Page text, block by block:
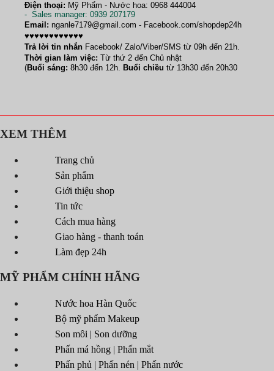
Điện thoại: Mỹ Phẩm - Nước hoa: 0968 444004
- Sales manager: 0939 207179
Email: nganle7179@gmail.com - Facebook.com/shopdep24h
♥♥♥♥♥♥♥♥♥♥♥♥
Trả lời tin nhắn Facebook/ Zalo/Viber/SMS từ 09h đến 21h.
Thời gian làm việc: Từ thứ 2 đến Chủ nhật
(Buổi sáng: 8h30 đến 12h. Buổi chiều từ 13h30 đến 20h30
XEM THÊM
Trang chủ
Sản phẩm
Giới thiệu shop
Tin tức
Cách mua hàng
Giao hàng - thanh toán
Làm đẹp 24h
MỸ PHẨM CHÍNH HÃNG
Nước hoa Hàn Quốc
Bộ mỹ phẩm Makeup
Son môi | Son dưỡng
Phấn má hồng | Phấn mắt
Phấn phủ | Phấn nén | Phấn nước